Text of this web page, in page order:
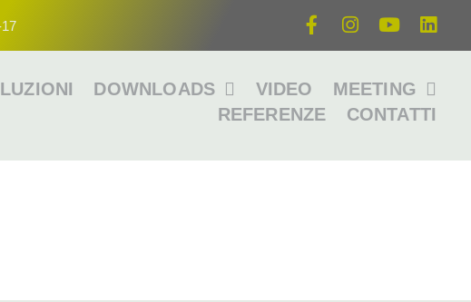
DOWNLOADS VIDEO
MEETING
REFERENZE
CONTATTI